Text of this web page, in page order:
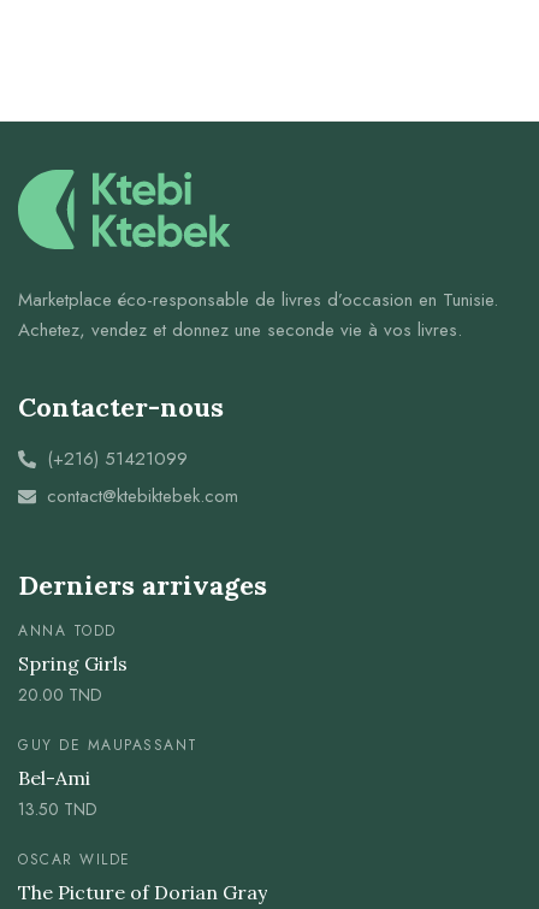
Marketplace éco-responsable de livres d’occasion en Tunisie.
Achetez, vendez et donnez une seconde vie à vos livres.
Contacter-nous
(+216) 51421099
contact@ktebiktebek.com
Derniers arrivages
ANNA TODD
Spring Girls
20.00 TND
GUY DE MAUPASSANT
Bel-Ami
13.50 TND
OSCAR WILDE
The Picture of Dorian Gray